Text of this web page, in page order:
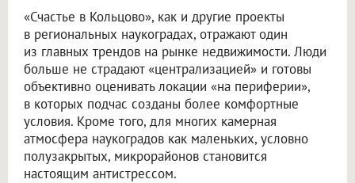
«Счастье в Кольцово», как и другие проекты
в региональных наукоградах, отражают один
из главных трендов на рынке недвижимости. Люди
больше не страдают «централизацией» и готовы
объективно оценивать локации «на периферии»,
в которых подчас созданы более комфортные
условия. Кроме того, для многих камерная
атмосфера наукоградов как маленьких, условно
полузакрытых, микрорайонов становится
настоящим антистрессом.